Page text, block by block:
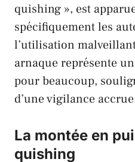
quishing », est
spécifiquement les
l’utilisation
arnaque représente
pour beaucoup,
d’une vigilance
La montée en
quishing